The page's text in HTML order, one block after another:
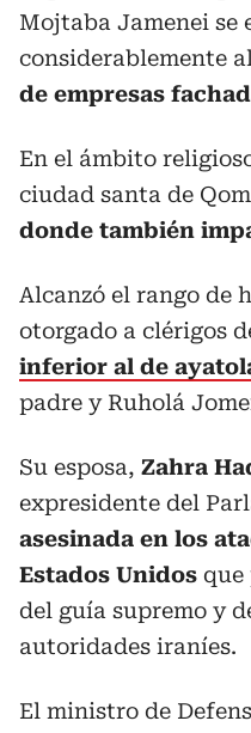
Mojtaba Jamenei se
considerablemente al
de empresas
En el ámbito
ciudad santa de
donde también
Alcanzó el rango de
otorgado a clérigos
inferior al de
padre y Ruholá
Su esposa, Zahra
expresidente del
asesinada en los
Estados Unidos que
del guía supremo y
autoridades iraníes.
El ministro de